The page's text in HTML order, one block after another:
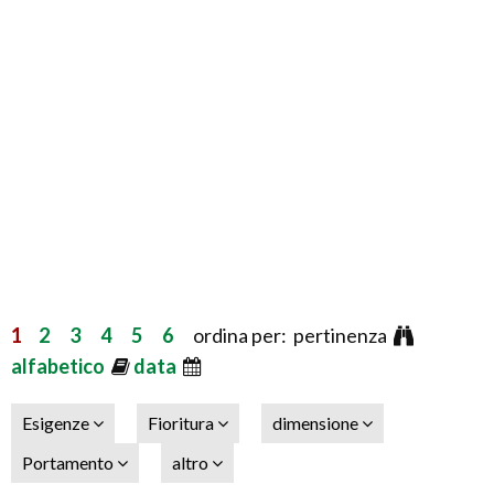
1 2 3 4 5 6 ordina per: pertinenza
alfabetico
data
Esigenze Fioritura
dimensione
Portamento
altro